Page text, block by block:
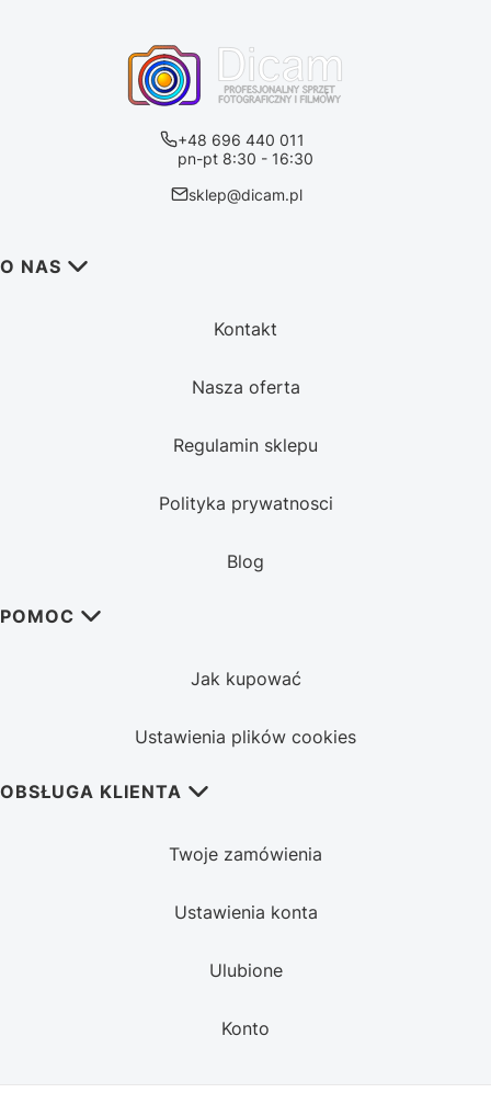
+48 696 440 011
pn-pt 8:30 - 16:30
sklep@dicam.pl
Linki w stopce
O NAS
Kontakt
Nasza oferta
Regulamin sklepu
Polityka prywatnosci
Blog
POMOC
Jak kupować
Ustawienia plików cookies
OBSŁUGA KLIENTA
Twoje zamówienia
Ustawienia konta
Ulubione
Konto